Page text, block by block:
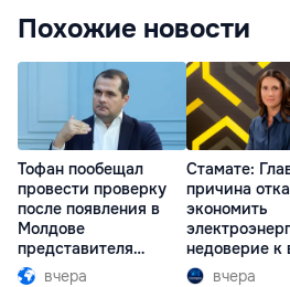
Похожие новости
Тофан пообещал
провести проверку
после появления в
Молдове
представителя
Южной Осетии
вчера
Стамате:
причина
экономить
недоверие к
вчера